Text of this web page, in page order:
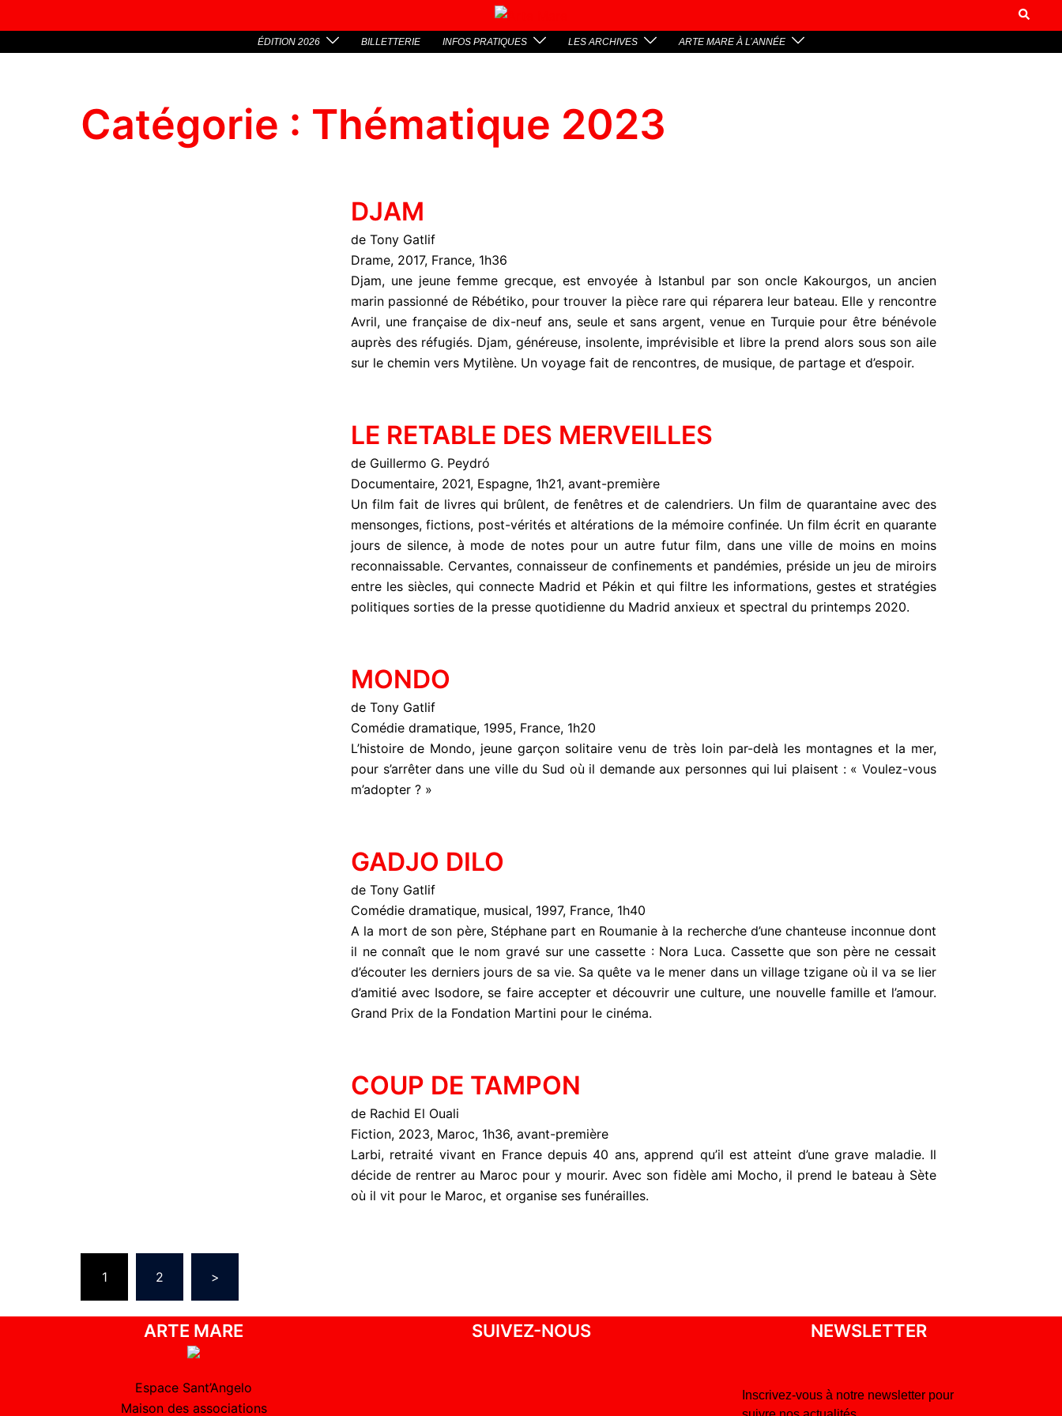
ÉDITION 2026 BILLETTERIE INFOS PRATIQUES LES ARCHIVES ARTE MARE À L’ANNÉE
Catégorie : Thématique 2023
DJAM
de Tony Gatlif
Drame, 2017, France, 1h36
Djam, une jeune femme grecque, est envoyée à Istanbul par son oncle Kakourgos, un ancien
marin passionné de Rébétiko, pour trouver la pièce rare qui réparera leur bateau. Elle y rencontre
Avril, une française de dix-neuf ans, seule et sans argent, venue en Turquie pour être bénévole
auprès des réfugiés. Djam, généreuse, insolente, imprévisible et libre la prend alors sous son aile
sur le chemin vers Mytilène. Un voyage fait de rencontres, de musique, de partage et d’espoir.
LE RETABLE DES MERVEILLES
de Guillermo G. Peydró
Documentaire, 2021, Espagne, 1h21, avant-première
Un film fait de livres qui brûlent, de fenêtres et de calendriers. Un film de quarantaine avec des
mensonges, fictions, post-vérités et altérations de la mémoire confinée. Un film écrit en quarante
jours de silence, à mode de notes pour un autre futur film, dans une ville de moins en moins
reconnaissable. Cervantes, connaisseur de confinements et pandémies, préside un jeu de miroirs
entre les siècles, qui connecte Madrid et Pékin et qui filtre les informations, gestes et stratégies
politiques sorties de la presse quotidienne du Madrid anxieux et spectral du printemps 2020.
MONDO
de Tony Gatlif
Comédie dramatique, 1995, France, 1h20
L’histoire de Mondo, jeune garçon solitaire venu de très loin par-delà les montagnes et la mer,
pour s’arrêter dans une ville du Sud où il demande aux personnes qui lui plaisent : « Voulez-vous
m’adopter ? »
GADJO DILO
de Tony Gatlif
Comédie dramatique, musical, 1997, France, 1h40
A la mort de son père, Stéphane part en Roumanie à la recherche d’une chanteuse inconnue dont
il ne connaît que le nom gravé sur une cassette : Nora Luca. Cassette que son père ne cessait
d’écouter les derniers jours de sa vie. Sa quête va le mener dans un village tzigane où il va se lier
d’amitié avec Isodore, se faire accepter et découvrir une culture, une nouvelle famille et l’amour.
Grand Prix de la Fondation Martini pour le cinéma.
COUP DE TAMPON
de Rachid El Ouali
Fiction, 2023, Maroc, 1h36, avant-première
Larbi, retraité vivant en France depuis 40 ans, apprend qu’il est atteint d’une grave maladie. Il
décide de rentrer au Maroc pour y mourir. Avec son fidèle ami Mocho, il prend le bateau à Sète
où il vit pour le Maroc, et organise ses funérailles.
1 2 >
ARTE MARE
Espace Sant’Angelo
Maison des associations
SUIVEZ-NOUS NEWSLETTER
Inscrivez-vous à notre newsletter pour